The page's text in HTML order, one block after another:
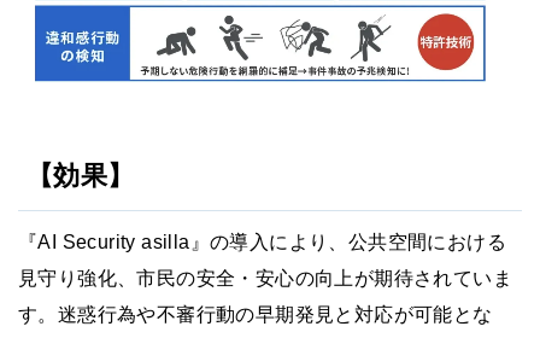
【効果】
『AI Security asilla』の導入により、公共空間における
見守り強化、市民の安全・安心の向上が期待されていま
す。迷惑行為や不審行動の早期発見と対応が可能とな